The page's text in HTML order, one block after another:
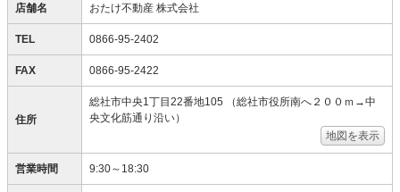
店舗名 おたけ不動産 株式会社
TEL 0866-95-2402
FAX 0866-95-2422
住所
総社市中央1丁目22番地105 （総社市役所南へ２００ｍ→中
央文化筋通り沿い）
地図を表示
営業時間 9:30～18:30